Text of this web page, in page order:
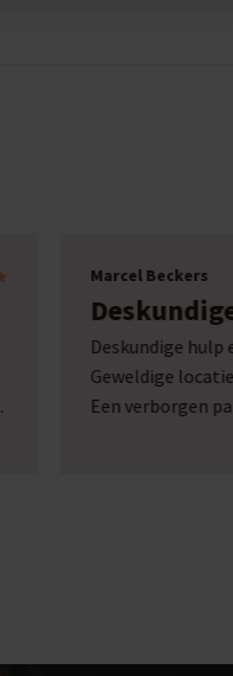
Marcel Beckers
Deskundige hulp
Geweldige
Een verborgen